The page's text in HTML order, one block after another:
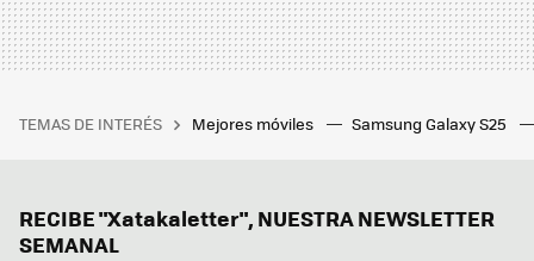
TEMAS DE INTERÉS Mejores móviles Samsung Galaxy S25
RECIBE "Xatakaletter", NUESTRA NEWSLETTER
SEMANAL